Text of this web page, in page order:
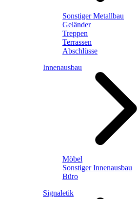
Sonstiger Metallbau
Geländer
Treppen
Terrassen
Abschlüsse
Innenausbau
Möbel
Sonstiger Innenausbau
Büro
Signaletik